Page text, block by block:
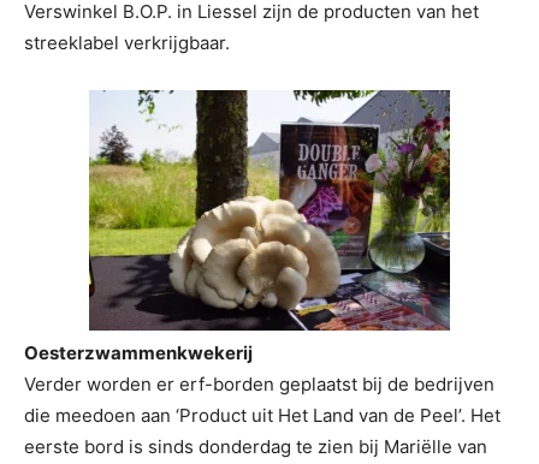
Verswinkel B.O.P. in Liessel zijn de producten van het
streeklabel verkrijgbaar.
Oesterzwammenkwekerij
Verder worden er erf-borden geplaatst bij de bedrijven
die meedoen aan ‘Product uit Het Land van de Peel’. Het
eerste bord is sinds donderdag te zien bij Mariëlle van